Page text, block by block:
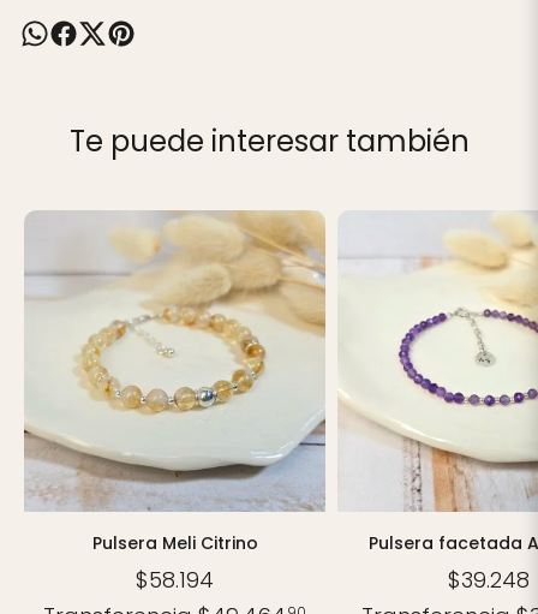
Te puede interesar también
Pulsera Meli Citrino
$58.194
Pulsera facetada
$39.248